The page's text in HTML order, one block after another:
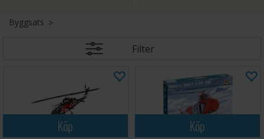
Byggsats
Filter
Köp Köp